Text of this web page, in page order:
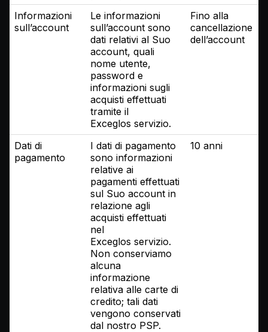
Informazioni
sull’account
Le informazioni
sull’account sono
dati relativi al Suo
account, quali
nome utente,
password e
informazioni sugli
acquisti effettuati
tramite il
Exceglos servizio.
Fino alla
cancellazione
dell’account
Dati di
pagamento
I dati di pagamento
sono informazioni
relative ai
pagamenti effettuati
sul Suo account in
relazione agli
acquisti effettuati
nel
Exceglos servizio.
Non conserviamo
alcuna
informazione
relativa alle carte di
credito; tali dati
vengono conservati
dal nostro PSP.
10 anni